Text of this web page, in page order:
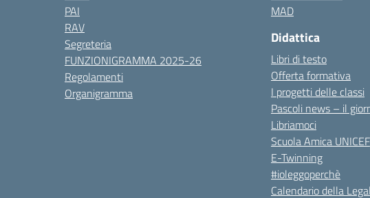
PAI
RAV
Segreteria
FUNZIONIGRAMMA 2025-26
Regolamenti
Organigramma
MAD
Didattica
Libri di testo
Offerta formativa
I progetti delle classi
Pascoli news – il
Libriamoci
Scuola Amica UNICEF
E-Twinning
#ioleggoperchè
Calendario della